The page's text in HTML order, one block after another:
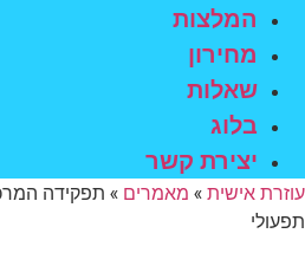
המלצות
מחירון
שאלות
בלוג
יצירת קשר
עוזרת אישית» מאמרים » תפקידה
תפעולי